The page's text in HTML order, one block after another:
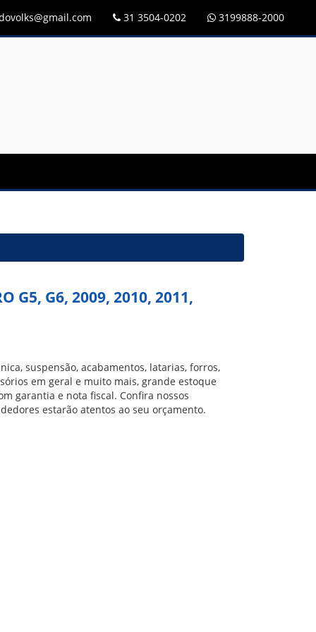
31 3504-0202 3199888-2000
G5, G6, 2009, 2010, 2011,
suspensão, acabamentos, latarias, forros,
em geral e muito mais, grande estoque
garantia e nota fiscal. Confira nossos
estarão atentos ao seu orçamento.